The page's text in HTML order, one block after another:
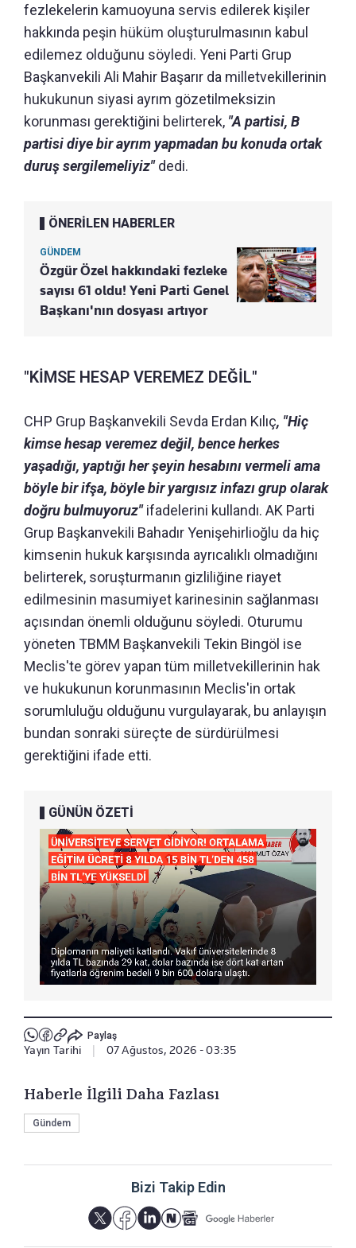
fezlekelerin kamuoyuna servis edilerek kişiler
hakkında peşin hüküm oluşturulmasının kabul
edilemez olduğunu söyledi. Yeni Parti Grup
Başkanvekili Ali Mahir Başarır da milletvekillerinin
hukukunun siyasi ayrım gözetilmeksizin
korunması gerektiğini belirterek, "A partisi, B
partisi diye bir ayrım yapmadan bu konuda ortak
duruş sergilemeliyiz"dedi.
ÖNERİLEN HABERLER
GÜNDEM
Özgür Özel hakkındaki fezleke
sayısı 61 oldu! Yeni Parti Genel
Başkanı'nın dosyası artıyor
"KİMSE HESAP VEREMEZ DEĞİL"
CHP Grup Başkanvekili Sevda Erdan Kılıç, "Hiç
kimse hesap veremez değil, bence herkes
yaşadığı, yaptığı her şeyin hesabını vermeli ama
böyle bir ifşa, böyle bir yargısız infazı grup olarak
doğru bulmuyoruz"ifadelerini kullandı. AK Parti
Grup Başkanvekili Bahadır Yenişehirlioğlu da hiç
kimsenin hukuk karşısında ayrıcalıklı olmadığını
belirterek, soruşturmanın gizliliğine riayet
edilmesinin masumiyet karinesinin sağlanması
açısından önemli olduğunu söyledi. Oturumu
yöneten TBMM Başkanvekili Tekin Bingöl ise
Meclis'te görev yapan tüm milletvekillerinin hak
ve hukukunun korunmasının Meclis'in ortak
sorumluluğu olduğunu vurgulayarak, bu anlayışın
bundan sonraki süreçte de sürdürülmesi
gerektiğini ifade etti.
GÜNÜN ÖZETİ
Paylaş
Yayın Tarihi 07 Ağustos, 2026 - 03:35
Haberle İlgili Daha Fazlası
Gündem
Bizi Takip Edin